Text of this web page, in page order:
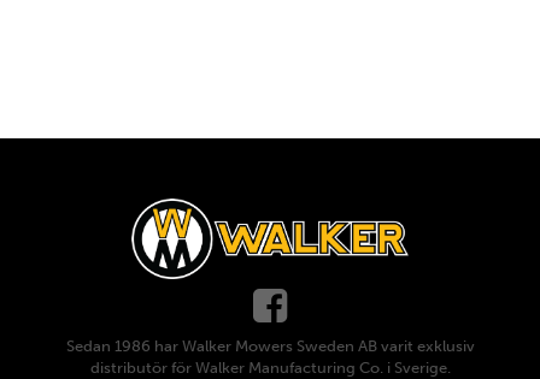
Sedan 1986 har Walker Mowers Sweden AB varit exklusiv
distributör för Walker Manufacturing Co. i Sverige.